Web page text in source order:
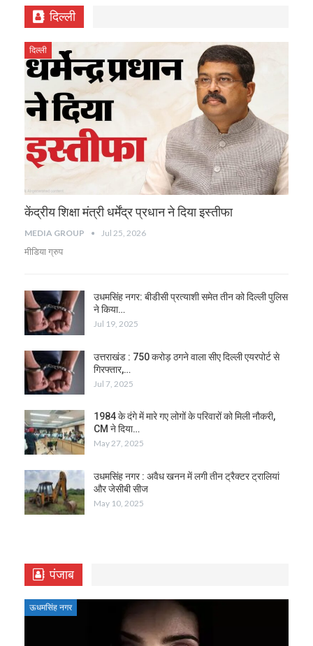
दिल्ली
दिल्ली
केंद्रीय शिक्षा मंत्री धर्मेंद्र प्रधान ने दिया इस्तीफा
MEDIA GROUP Jul 25, 2026
मीडिया ग्रुप
उधमसिंह नगर: बीडीसी प्रत्याशी समेत तीन को दिल्ली पुलिस
ने किया…
Jul 19, 2025
उत्तराखंड : 750 करोड़ ठगने वाला सीए दिल्ली एयरपोर्ट से
गिरफ्तार,…
Jul 7, 2025
1984 के दंगे में मारे गए लोगों के परिवारों को मिली नौकरी,
CM ने दिया…
May 27, 2025
उधमसिंह नगर : अवैध खनन में लगी तीन ट्रैक्टर ट्रालियां
और जेसीबी सीज
May 10, 2025
पंजाब
ऊधमसिंह नगर